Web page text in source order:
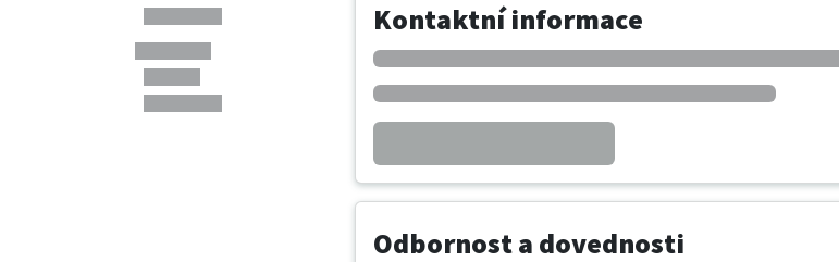
Kontaktní informace
Odbornost a dovednosti